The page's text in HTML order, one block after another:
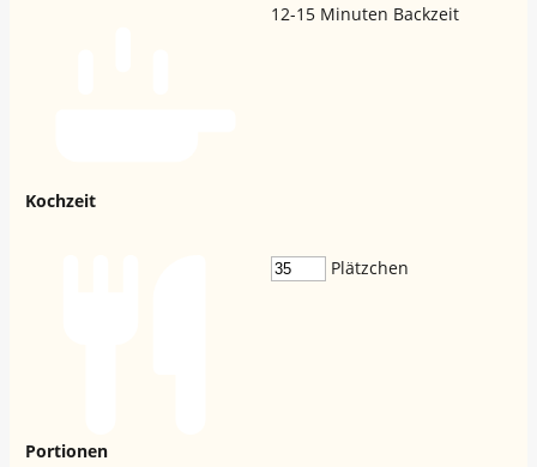
Kochzeit
12-15 Minuten Backzeit
Portionen
Plätzchen